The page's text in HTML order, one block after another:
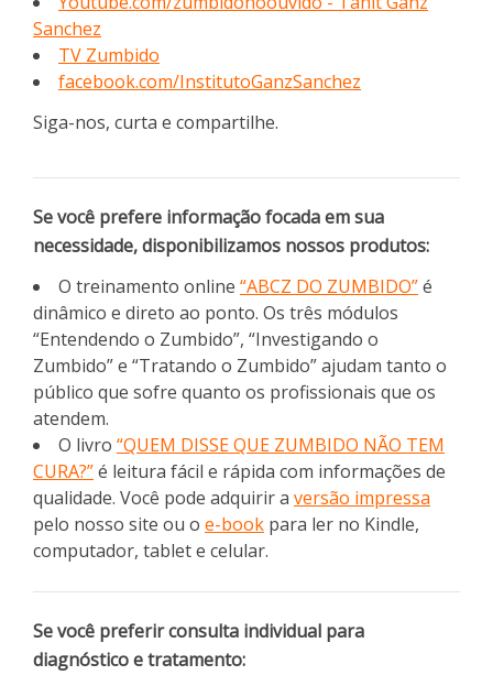
Sanchez
TV Zumbido
facebook.com/InstitutoGanzSanchez
Siga-nos, curta e compartilhe.
Se você prefere informação focada em sua
necessidade, disponibilizamos nossos produtos:
O treinamento online “ABCZ DO ZUMBIDO”é
dinâmico e direto ao ponto. Os três módulos
“Entendendo o Zumbido”, “Investigando o
Zumbido” e “Tratando o Zumbido” ajudam tanto o
público que sofre quanto os profissionais que os
atendem.
O livro “QUEM DISSE QUE ZUMBIDO NÃO TEM
CURA?”é leitura fácil e rápida com informações de
qualidade. Você pode adquirir a versão impressa
pelo nosso site ou o e-book para ler no Kindle,
computador, tablet e celular.
Se você preferir consulta individual para
diagnóstico e tratamento: